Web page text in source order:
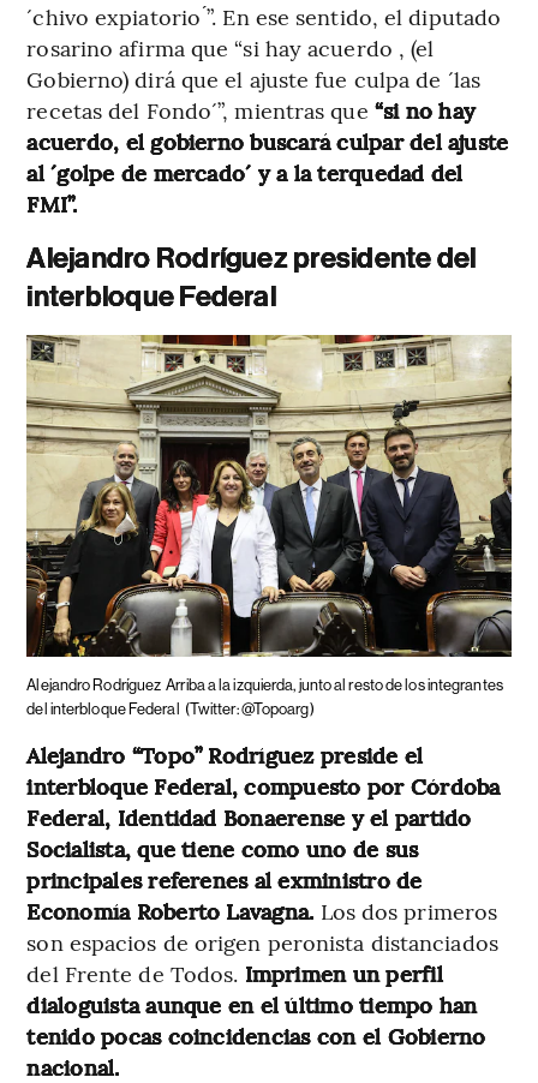
´chivo expiatorio ́”. En ese sentido, el diputado
rosarino afirma que “si hay acuerdo , (el
Gobierno) dirá que el ajuste fue culpa de ´las
recetas del Fondo´”, mientras que “si no hay
acuerdo, el gobierno buscará culpar del ajuste
al ´golpe de mercado´ y a la terquedad del
FMI”.
Alejandro Rodríguez presidente del
interbloque Federal
Alejandro Rodríguez Arriba a la izquierda, junto al resto de los integrantes
del interbloque Federal
(Twitter: @Topoarg)
Alejandro “Topo” Rodríguez preside el
interbloque Federal, compuesto por Córdoba
Federal, Identidad Bonaerense y el partido
Socialista, que tiene como uno de sus
principales referenes al exministro de
Economía Roberto Lavagna. Los dos primeros
son espacios de origen peronista distanciados
del Frente de Todos. Imprimen un perfil
dialoguista aunque en el último tiempo han
tenido pocas coincidencias con el Gobierno
nacional.